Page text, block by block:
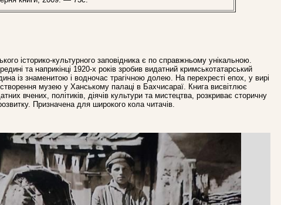
історико-культурного заповідника є по справжньому унікальною.
та наприкінці 1920-х років зробив видатний кримськотатарський
із знаменитою і водночас трагічною долею. На перехресті епох, у вирі
створення музею у Ханському палаці в Бахчисараї. Книга висвітлює
вчених, політиків, діячів культури та мистецтва, розкриває сторичну
Призначена для широкого кола читачів.